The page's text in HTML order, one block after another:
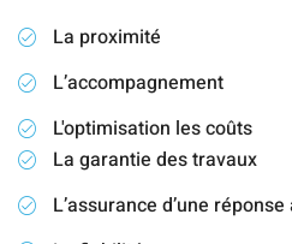
La proximité
L’accompagnement
L'optimisation les coûts
La garantie des travaux
L’assurance d’une